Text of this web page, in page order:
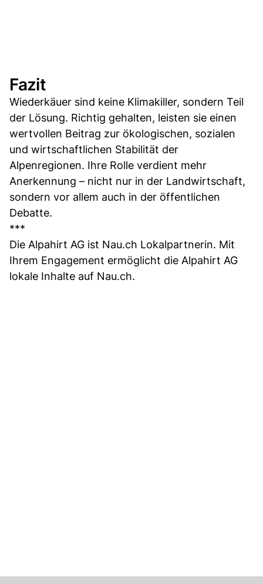
Fazit
Wiederkäuer sind keine Klimakiller, sondern Teil
der Lösung. Richtig gehalten, leisten sie einen
wertvollen Beitrag zur ökologischen, sozialen
und wirtschaftlichen Stabilität der
Alpenregionen. Ihre Rolle verdient mehr
Anerkennung – nicht nur in der Landwirtschaft,
sondern vor allem auch in der öffentlichen
Debatte.
***
Die Alpahirt AG ist Nau.ch Lokalpartnerin. Mit
Ihrem Engagement ermöglicht die Alpahirt AG
lokale Inhalte auf Nau.ch.